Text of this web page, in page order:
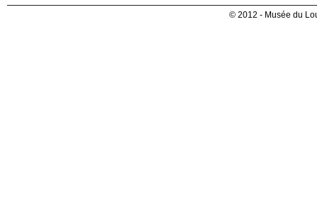
© 2012 - Musée du